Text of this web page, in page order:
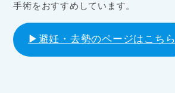
手術をおすすめしています。
▶避妊・去勢のページはこちら